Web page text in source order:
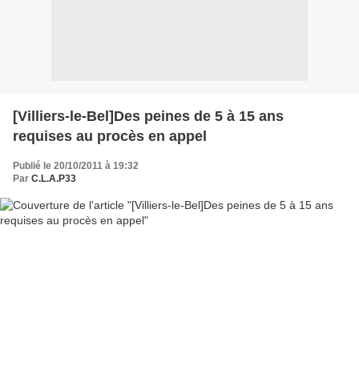
[Villiers-le-Bel]Des peines de 5 à 15 ans
requises au procès en appel
Publié le 20/10/2011 à 19:32
Par C.L.A.P33